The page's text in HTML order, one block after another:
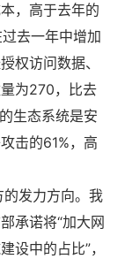
，高于去年的
去一年中增加
权访问数据、
为270，比去
生态系统是安
击的61%，高
发力方向。我
承诺将“加大网
设中的占比”，